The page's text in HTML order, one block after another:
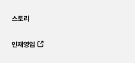
스토리
인재영입